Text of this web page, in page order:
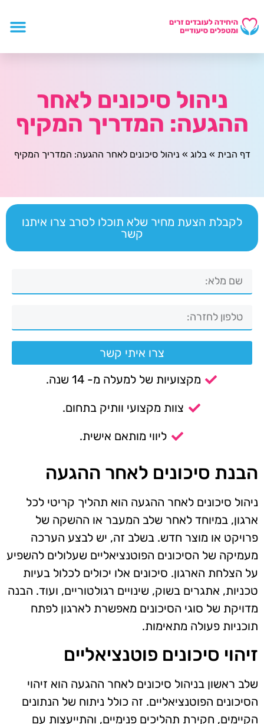
ניהול סיכונים לאחר
ההגעה: המדריך המקיף
דף הבית »בלוג » ניהול סיכונים לאחר ההגעה: המדריך המקיף
לקבלת הצעת מחיר שלא תוכלו לסרב צרו איתנו
קשר
צרו איתי קשר
מקצועיות של למעלה מ- 14 שנה.
צוות מקצועי וותיק בתחום.
ליווי מותאם אישית.
הבנת סיכונים לאחר ההגעה
ניהול סיכונים לאחר ההגעה הוא תהליך קריטי לכל
ארגון, במיוחד לאחר שלב המעבר או ההשקה של
פרויקט או מוצר חדש. בשלב זה, יש לבצע הערכה
מעמיקה של הסיכונים הפוטנציאליים שעלולים להשפיע
על הצלחת הארגון. סיכונים אלו יכולים לכלול בעיות
טכניות, אתגרים בשוק, שינויים רגולטוריים, ועוד. הבנה
מדויקת של סוגי הסיכונים מאפשרת לארגון לפתח
תוכניות פעולה מתאימות.
זיהוי סיכונים פוטנציאליים
שלב ראשון בניהול סיכונים לאחר ההגעה הוא זיהוי
הסיכונים הפוטנציאליים. זה כולל ניתוח של הנתונים
הקיימים, חקירת תהליכים פנימיים, והתייעצות עם